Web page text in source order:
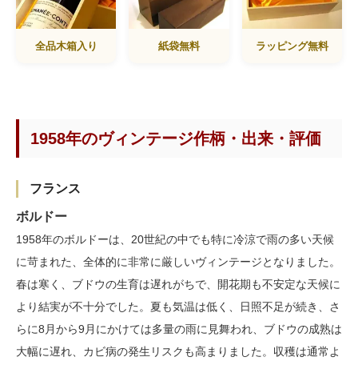
全品木箱入り 紙袋無料 ラッピング無料
1958年のヴィンテージ作柄・出来・評価
フランス
ボルドー
1958年のボルドーは、20世紀の中でも特に冷涼で雨の多い天候
に苛まれた、全体的に非常に厳しいヴィンテージとなりました。
春は寒く、ブドウの生育は遅れがちで、開花期も不安定な天候に
より結実が不十分でした。夏も気温は低く、日照不足が続き、さ
らに8月から9月にかけては多量の雨に見舞われ、ブドウの成熟は
大幅に遅れ、カビ病の発生リスクも高まりました。収穫は通常よ